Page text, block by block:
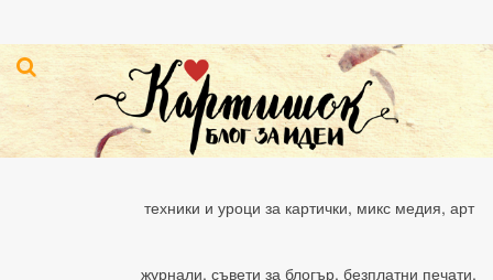
техники и уроци за картички, микс медия, арт
журнали, съвети за блогър, безплатни печати,